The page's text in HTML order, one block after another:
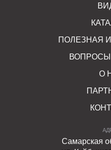
ПОЛЕЗНАЯ
ВОПРОСЫ
О
Самарская